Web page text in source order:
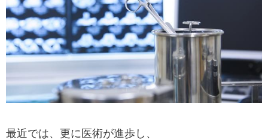
最近では、更に医術が進歩し、